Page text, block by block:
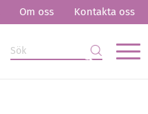
Om oss Kontakta oss